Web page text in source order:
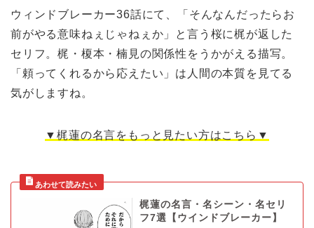
ウィンドブレーカー36話にて、「そんなんだったらお
前がやる意味ねぇじゃねぇか」と言う桜に梶が返した
セリフ。梶・榎本・楠見の関係性をうかがえる描写。
「頼ってくれるから応えたい」は人間の本質を見てる
気がしますね。
▼梶蓮の名言をもっと見たい方はこちら▼
梶蓮の名言・名シーン・名セリ
フ7選【ウインドブレーカー】